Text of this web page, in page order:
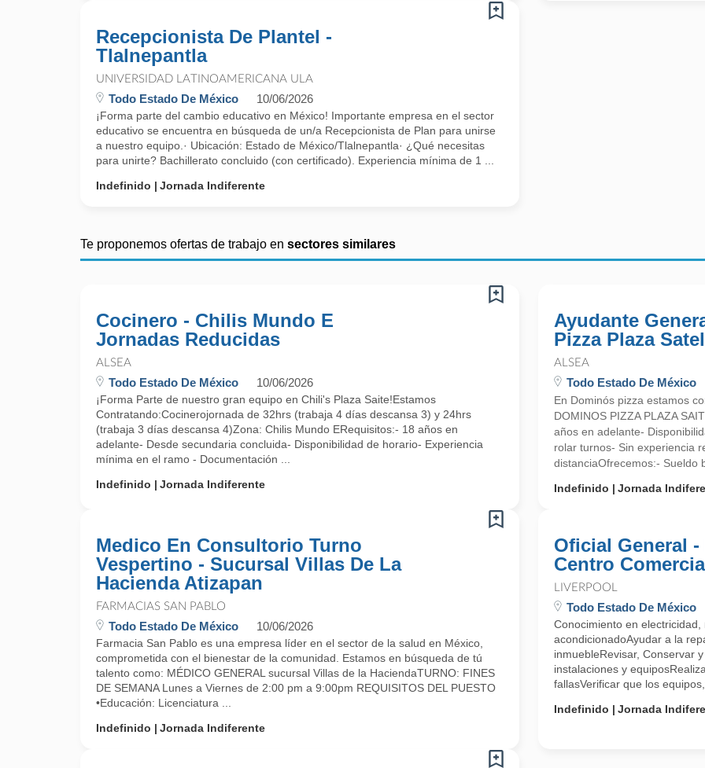
Recepcionista De Plantel -
Tlalnepantla
UNIVERSIDAD LATINOAMERICANA ULA
Todo Estado De México 10/06/2026
¡Forma parte del cambio educativo en México! Importante empresa en el sector
educativo se encuentra en búsqueda de un/a Recepcionista de Plan para unirse
a nuestro equipo.· Ubicación: Estado de México/Tlalnepantla· ¿Qué necesitas
para unirte? Bachillerato concluido (con certificado). Experiencia mínima de 1 ...
Indefinido
Jornada Indiferente
Te proponemos ofertas de trabajo en sectores similares
Cocinero - Chilis Mundo E
Jornadas Reducidas
ALSEA
Todo Estado De México 10/06/2026
¡Forma Parte de nuestro gran equipo en Chili's Plaza Saite!Estamos
Contratando:Cocinerojornada de 32hrs (trabaja 4 días descansa 3) y 24hrs
(trabaja 3 días descansa 4)Zona: Chilis Mundo ERequisitos:- 18 años en
adelante- Desde secundaria concluida- Disponibilidad de horario- Experiencia
mínima en el ramo - Documentación ...
Indefinido
Jornada Indiferente
Ayudante
Pizza Plaza
ALSEA
Todo Estado De México
En Dominós pizza estamos
DOMINOS PIZZA PLAZA
años en adelante-
rolar turnos- Sin experiencia
distanciaOfrecemos:- Sueldo
Indefinido
Jornada
Medico En Consultorio Turno
Vespertino - Sucursal Villas De La
Hacienda Atizapan
FARMACIAS SAN PABLO
Todo Estado De México 10/06/2026
Farmacia San Pablo es una empresa líder en el sector de la salud en México,
comprometida con el bienestar de la comunidad. Estamos en búsqueda de tú
talento como: MÉDICO GENERAL sucursal Villas de la HaciendaTURNO: FINES
DE SEMANA Lunes a Viernes de 2:00 pm a 9:00pm REQUISITOS DEL PUESTO
•Educación: Licenciatura ...
Indefinido
Jornada Indiferente
Oficial General
Centro
LIVERPOOL
Todo Estado De México
Conocimiento en
acondicionadoAyudar a la
inmuebleRevisar, Conservar
instalaciones y
fallasVerificar que los
Indefinido
Jornada